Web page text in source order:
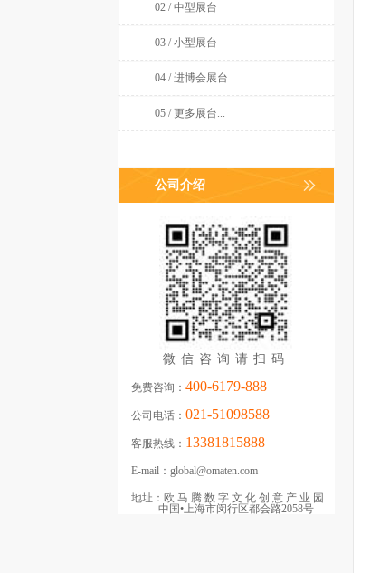
02 / 中型展台
03 / 小型展台
04 / 进博会展台
05 / 更多展台...
公司介绍
微信咨询请扫码
免费咨询： 400-6179-888
公司电话： 021-51098588
客服热线： 13381815888
E-mail： global@omaten.com
地址： 欧马腾数字文化创意产业园
中国•上海市闵行区都会路2058号